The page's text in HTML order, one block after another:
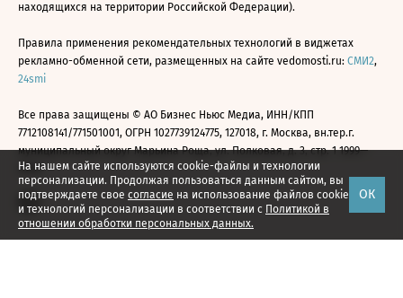
На нашем сайте используются cookie-файлы и технологии
персонализации. Продолжая пользоваться данным сайтом, вы
подтверждаете свое согласие на использование файлов cookie
и технологий персонализации в соответствии с Политикой в
отношении обработки персональных данных.
ОК
находящихся на территории Российской Федерации).
Правила применения рекомендательных технологий в виджетах
рекламно-обменной сети, размещенных на сайте vedomosti.ru: СМИ2,
24smi
Все права защищены © АО Бизнес Ньюс Медиа, ИНН/КПП
7712108141/771501001, ОГРН 1027739124775, 127018, г. Москва, вн.тер.г.
муниципальный округ Марьина Роща, ул. Полковая, д. 3, стр. 1 1999—
2026